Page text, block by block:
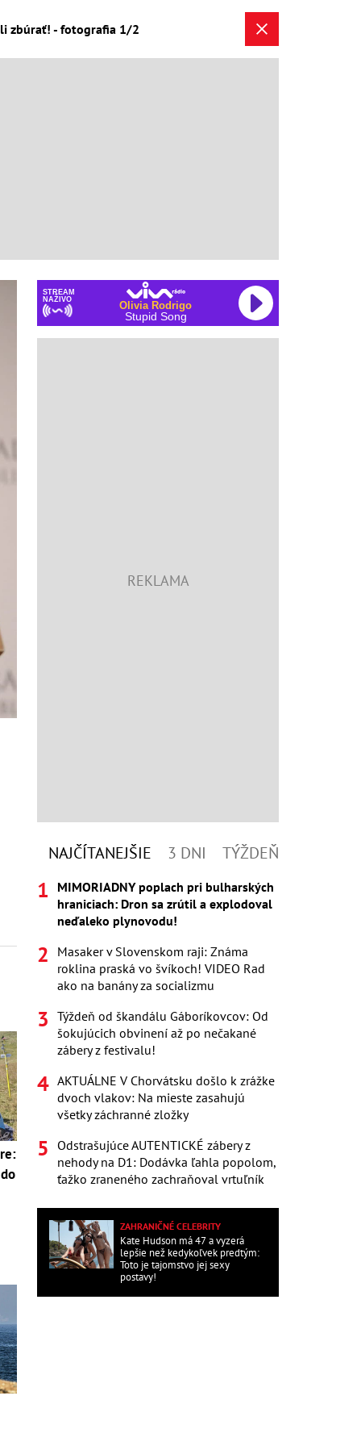
zbúrať! - fotografia 1/2
STREAM
NAŽIVO
Olivia Rodrigo
Stupid Song
NAJČÍTANEJŠIE 3 DNI TÝŽDEŇ
MIMORIADNY poplach pri bulharských
hraniciach: Dron sa zrútil a explodoval
neďaleko plynovodu!
Masaker v Slovenskom raji: Známa
roklina praská vo švíkoch! VIDEO Rad
ako na banány za socializmu
Týždeň od škandálu Gáboríkovcov: Od
šokujúcich obvinení až po nečakané
zábery z festivalu!
AKTUÁLNE V Chorvátsku došlo k zrážke
dvoch vlakov: Na mieste zasahujú
všetky záchranné zložky
Odstrašujúce AUTENTICKÉ zábery z
nehody na D1: Dodávka ľahla popolom,
ťažko zraneného zachraňoval vrtuľník
ZAHRANIČNÉ CELEBRITY
Kate Hudson má 47 a vyzerá
lepšie než kedykoľvek predtým:
Toto je tajomstvo jej sexy
postavy!